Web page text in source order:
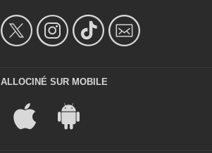
ALLOCINÉ SUR MOBILE